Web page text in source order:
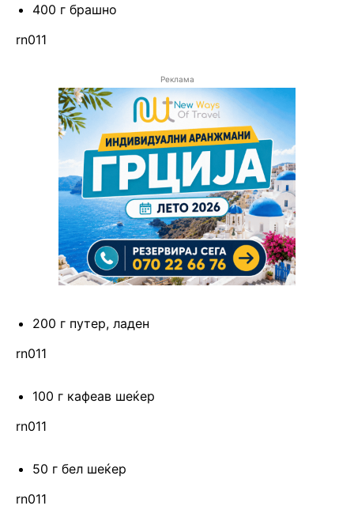
400 г брашно
rn011
Реклама
200 г путер, ладен
rn011
100 г кафеав шеќер
rn011
50 г бел шеќер
rn011